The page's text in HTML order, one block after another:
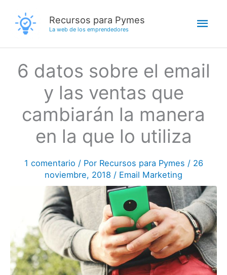
contenido
Recursos para Pymes
La web de los emprendedores
6 datos sobre el email
y las ventas que
cambiarán la manera
en la que lo utiliza
1 comentario / Por Recursos para Pymes / 26
noviembre, 2018 / Email Marketing